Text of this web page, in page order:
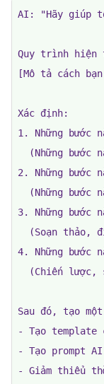
AI: "Hãy giúp
Quy trình
[Mô tả cách
Xác định:
1. Những bước
(Những bước
2. Những bước
(Những bước
3. Những bước
(Soạn thảo,
4. Những bước
(Chiến lược,
Sau đó, tạo
- Tạo template
- Tạo prompt
- Giảm thiểu